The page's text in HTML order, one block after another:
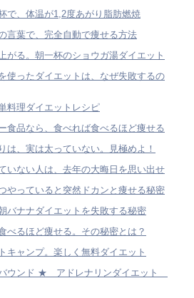
で、体温が1,2度あがり脂肪燃焼
言葉で、完全自動で痩せる方法
がる。朝一杯のショウガ湯ダイエット
使ったダイエットは、なぜ失敗するの
料理ダイエットレシピ
食品なら、食べれば食べるほど痩せる
は、実は太っていない。見極めよ！
いない人は、去年の大晦日を思い出せ
やっていると突然ドカンと痩せる秘密
バナナダイエットを失敗する秘密
べるほど痩せる。その秘密とは？
キャンプ。楽しく無料ダイエット
ウンド ★ アドレナリンダイエット